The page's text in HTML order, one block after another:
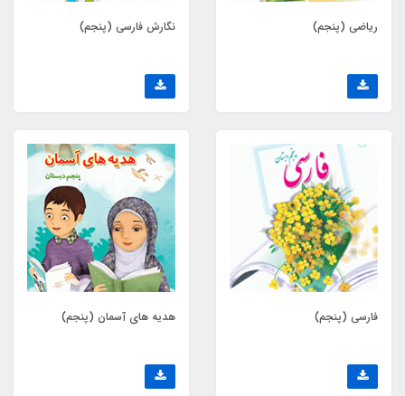
ریاضی (پنجم) نگارش فارسی (پنجم)
فارسی (پنجم) هدیه های آسمان (پنجم)